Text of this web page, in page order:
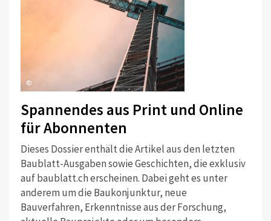
©
Spannendes aus Print und Online
für Abonnenten
Dieses Dossier enthält die Artikel aus den letzten
Baublatt-Ausgaben sowie Geschichten, die exklusiv
auf baublatt.ch erscheinen. Dabei geht es unter
anderem um die Baukonjunktur, neue
Bauverfahren, Erkenntnisse aus der Forschung,